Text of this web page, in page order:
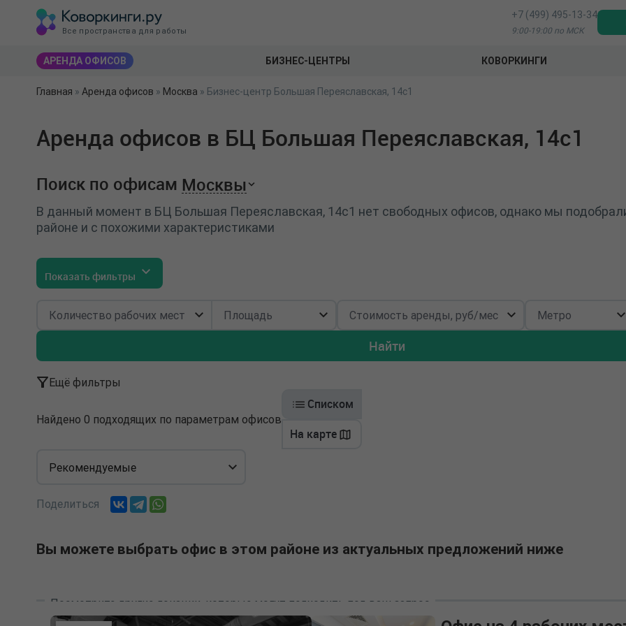
Все пространства для работы
+7 (499) 495-13-34
9:00-19:00 по МСК
АРЕНДА ОФИСОВ БИЗНЕС-ЦЕНТРЫ КОВОРКИНГИ
Главная » Аренда офисов » Москва » Бизнес-центр Большая Переяславская, 14с1
Аренда офисов в БЦ Большая Переяславская, 14с1
Поиск по офисам Москвы
В данный момент в БЦ Большая Переяславская, 14с1 нет свободных офисов, однако мы
районе и с похожими характеристиками
Показать фильтры
Найти
Ещё фильтры
Найдено 0 подходящих по параметрам офисов
Списком
На карте
Рекомендуемые
Поделиться
Вы можете выбрать офис в этом районе из актуальных предложений ниже
Посмотрите другие локации, которые могут подходить под ваш запрос